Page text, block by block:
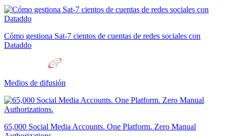
Cómo gestiona Sat-7 cientos de cuentas de redes sociales con
Dataddo
Medios de difusión
65,000 Social Media Accounts. One Platform. Zero Manual